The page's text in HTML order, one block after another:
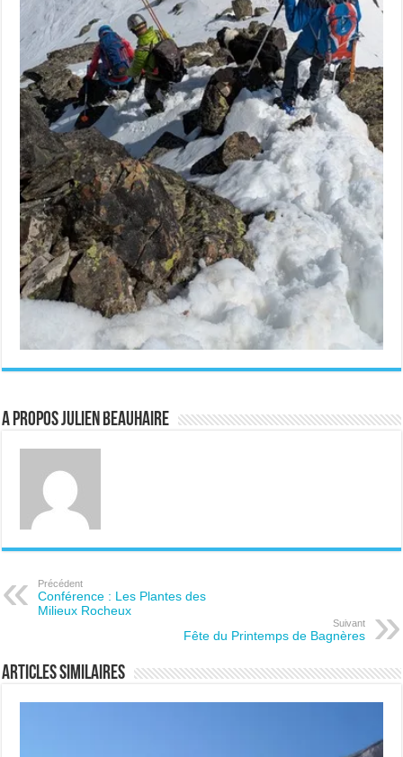
A propos Julien BEAUHAIRE
Précédent
Conférence : Les Plantes des
Milieux Rocheux
Suivant
Fête du Printemps de Bagnères
Articles similaires